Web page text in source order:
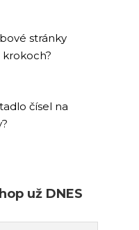
stránky
čísel na
už DNES